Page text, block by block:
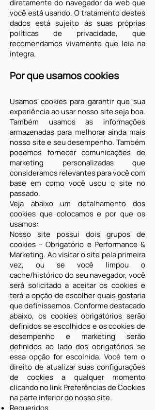
diretamente do navegador da web que
você está usando. O tratamento destes
dados está sujeito às suas próprias
políticas de privacidade, que
recomendamos vivamente que leia na
íntegra.
Por que usamos cookies
Usamos cookies para garantir que sua
experiência ao usar nosso site seja boa.
Também usamos as informações
armazenadas para melhorar ainda mais
nosso site e seu desempenho. Também
podemos fornecer comunicações de
marketing personalizadas que
consideramos relevantes para você com
base em como você usou o site no
passado.
Veja abaixo um detalhamento dos
cookies que colocamos e por que os
usamos:
Nosso site possui dois grupos de
cookies – Obrigatório e Performance &
Marketing. Ao visitar o site pela primeira
vez, ou se você limpou o
cache/histórico do seu navegador, você
será solicitado a aceitar os cookies e
terá a opção de escolher quais gostaria
que definíssemos. Conforme destacado
abaixo, os cookies obrigatórios serão
definidos se escolhidos e os cookies de
desempenho e marketing serão
definidos ao lado dos obrigatórios se
essa opção for escolhida. Você tem o
direito de atualizar suas configurações
de cookies a qualquer momento
clicando no link Preferências de Cookies
na parte inferior do nosso site.
Requeridos